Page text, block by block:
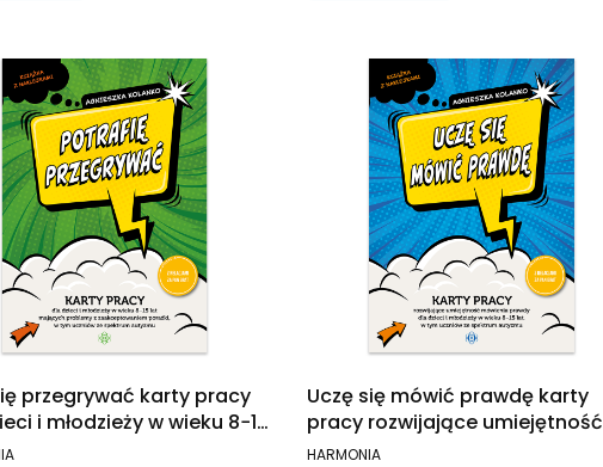
przegrywać karty pracy
i młodzieży w wieku 8−15
problemy z
Uczę się mówić prawdę karty
pracy rozwijające umiejętność
mówienia prawdy dla dzieci i
PRODUCENT
HARMONIA